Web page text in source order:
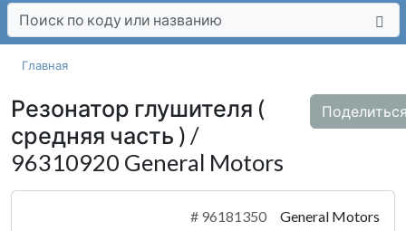
Главная
Резонатор глушителя (
средняя часть ) /
96310920 General Motors
# 96181350 General Motors